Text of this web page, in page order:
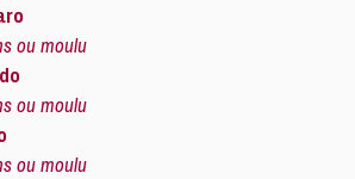
ou moulu
ou moulu
ou moulu